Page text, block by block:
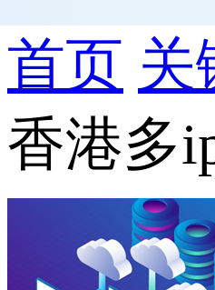
首页 关
香港多